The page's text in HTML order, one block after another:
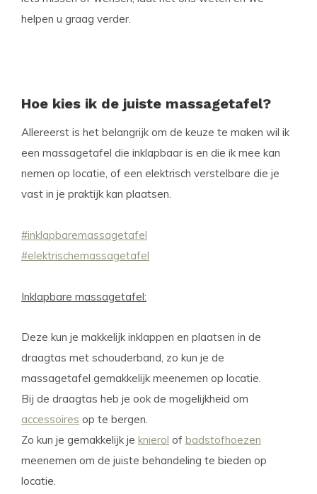
helpen u graag verder.
Hoe kies ik de juiste massagetafel?
Allereerst is het belangrijk om de keuze te maken wil ik
een massagetafel die inklapbaar is en die ik mee kan
nemen op locatie, of een elektrisch verstelbare die je
vast in je praktijk kan plaatsen.
#inklapbaremassagetafel
#elektrischemassagetafel
Inklapbare massagetafel:
Deze kun je makkelijk inklappen en plaatsen in de
draagtas met schouderband, zo kun je de
massagetafel gemakkelijk meenemen op locatie.
Bij de draagtas heb je ook de mogelijkheid om
accessoires op te bergen.
Zo kun je gemakkelijk je knierol of badstofhoezen
meenemen om de juiste behandeling te bieden op
locatie.